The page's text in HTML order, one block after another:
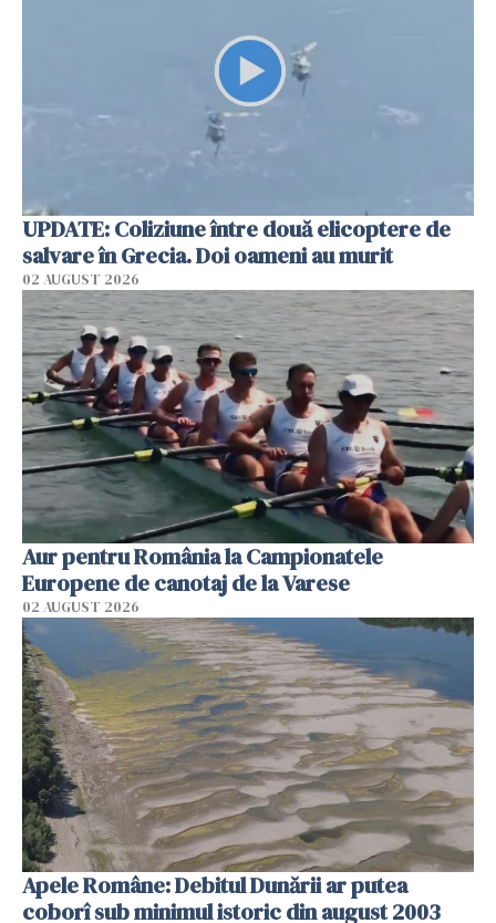
UPDATE: Coliziune între două elicoptere de
salvare în Grecia. Doi oameni au murit
02 AUGUST 2026
Aur pentru România la Campionatele
Europene de canotaj de la Varese
02 AUGUST 2026
Apele Române: Debitul Dunării ar putea
coborî sub minimul istoric din august 2003